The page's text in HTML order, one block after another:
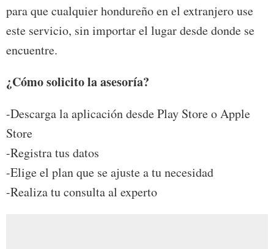
para que cualquier hondureño en el extranjero use
este servicio, sin importar el lugar desde donde se
encuentre.
¿Cómo solicito la asesoría?
-Descarga la aplicación desde Play Store o Apple
Store
-Registra tus datos
-Elige el plan que se ajuste a tu necesidad
-Realiza tu consulta al experto